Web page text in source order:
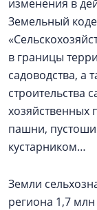
изменения в
Земельный
в границы
садоводства, а
строительства
хозяйственных
пашни,
кустарником…
Земли
региона 1,7 млн